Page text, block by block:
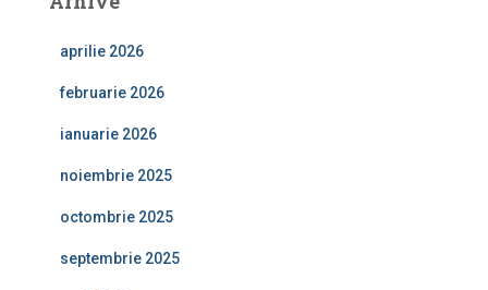
aprilie 2026
februarie 2026
ianuarie 2026
noiembrie 2025
octombrie 2025
septembrie 2025